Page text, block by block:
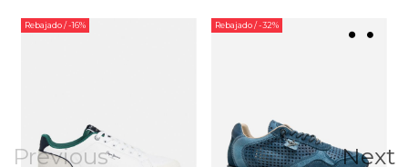
Previous
Rebajado/ -16% Rebajado/ -32%
Next